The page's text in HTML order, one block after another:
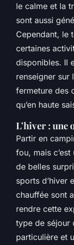
le calme et la
sont aussi
Cependant, le
certaines
disponibles. Il
renseigner sur
fermeture des
qu’en haute
L’hiver :
Partir en
fou, mais
de belles
sports d’hiver
chauffée sont
rendre cette
type de séjour
particulière et